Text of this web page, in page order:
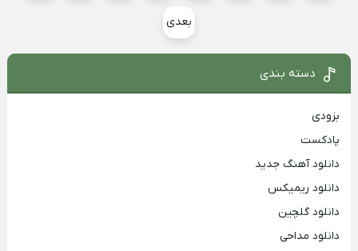
بعدی
دسته بندی
بزودی
پادکست
دانلود آهنگ جدید
دانلود ریمیکس
دانلود گلچین
دانلود مداحی